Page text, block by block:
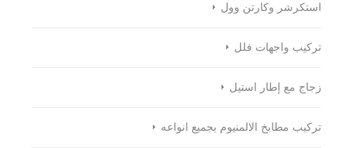
استكرشر وكارتن وول
تركيب واجهات فلل
زجاج مع إطار استيل
تركيب مطابخ الالمنيوم بجميع انواعه